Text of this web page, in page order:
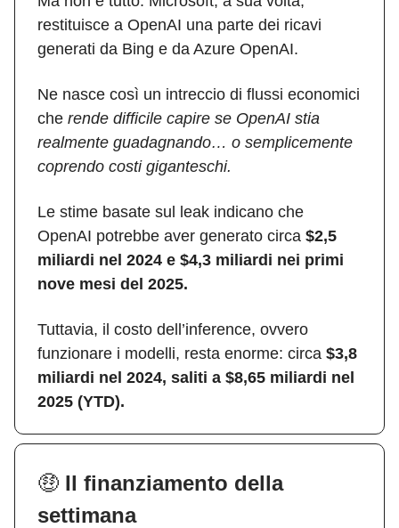
restituisce a OpenAI una parte dei ricavi
generati da Bing e da Azure OpenAI.
Ne nasce così un intreccio di flussi economici
che rende difficile capire se OpenAI stia
realmente guadagnando… o semplicemente
coprendo costi giganteschi.
Le stime basate sul leak indicano che
OpenAI potrebbe aver generato circa $2,5
miliardi nel 2024 e $4,3 miliardi nei primi
nove mesi del 2025.
Tuttavia, il costo dell’inference, ovvero
funzionare i modelli, resta enorme: circa $3,8
miliardi nel 2024, saliti a $8,65 miliardi nel
2025 (YTD).
🤑 Il finanziamento della
settimana